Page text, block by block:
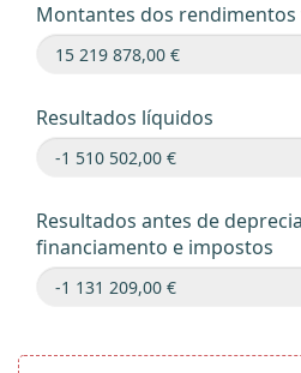
Montantes dos rendimentos
Resultados líquidos
Resultados antes de
financiamento e impostos